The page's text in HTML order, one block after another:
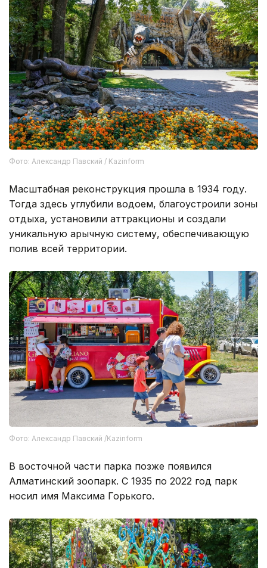
Фото: Александр Павский / Kazinform
Масштабная реконструкция прошла в 1934 году.
Тогда здесь углубили водоем, благоустроили зоны
отдыха, установили аттракционы и создали
уникальную арычную систему, обеспечивающую
полив всей территории.
Фото: Александр Павский /Kazinform
В восточной части парка позже появился
Алматинский зоопарк. С 1935 по 2022 год парк
носил имя Максима Горького.